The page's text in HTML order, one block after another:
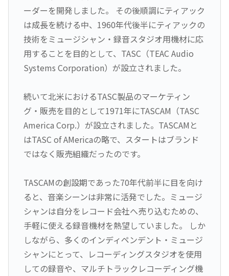
ーダーを開発しました。 その後順調にティアック
は成長を続ける中、1960年代後半にティアックの
技術をミュージシャン・録音スタジオ用機材に応
用することを目的として、TASC（TEAC Audio
Systems Corporation）が設立されました。
続いて北米におけるTASC製品のマーケティン
グ・販売を目的として1971年にTASCAM（TASC
America Corp.）が設立されました。TASCAMと
はTASC of AMericaの略で、スタートはブランド
ではなく販売組織だったのです。
TASCAMの創設期であった70年代前半に目を向け
ると、音楽シーンは非常に活発でした。ミュージ
シャンは自分をレコード会社へ売り込むための、
手軽に使える録音機材を熱望していました。 しか
しながら、多くのインディペンデント・ミュージ
シャンにとって、レコーディングスタジオを使用
しての録音や、マルチトラックレコーディング機